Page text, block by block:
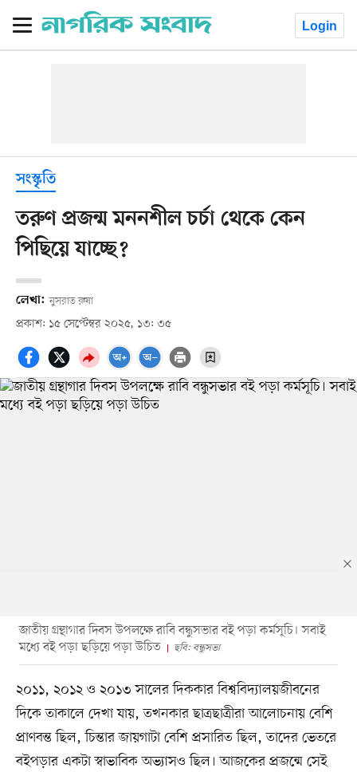
Login
সংস্কৃতি
তরুণ প্রজন্ম মননশীল চর্চা থেকে কেন
পিছিয়ে যাচ্ছে?
লেখা: নুসরাত রুষা
প্রকাশ: ১৫ সেপ্টেম্বর ২০২৫, ১৩: ৩৫
জাতীয় গ্রন্থাগার দিবস উপলক্ষে রাবি বন্ধুসভার বই পড়া কর্মসূচি। সবাই
মধ্যে বই পড়া ছড়িয়ে পড়া উচিত
ছবি: বন্ধুসভা
২০১১, ২০১২ ও ২০১৩ সালের দিককার বিশ্ববিদ্যালয়জীবনের
দিকে তাকালে দেখা যায়, তখনকার ছাত্রছাত্রীরা আলোচনায় বেশি
প্রাণবন্ত ছিল, চিন্তার জায়গাটা বেশি প্রসারিত ছিল, তাদের ভেতরে
বইপড়ার একটা স্বাভাবিক অভ্যাসও ছিল। আজকের প্রজন্মে সেই